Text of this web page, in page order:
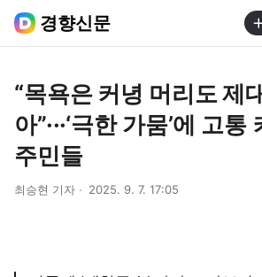
경향신문
“목욕은 커녕 머리도 제
아”···‘극한 가뭄’에 고
주민들
최승현 기자 2025. 9. 7. 17:05